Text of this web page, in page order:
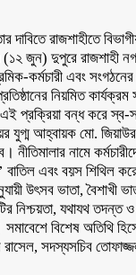
দাবিতে রাজশাহীতে
জুন) দুপুরে রাজশাহী
কর্মচারী এবং
নিয়মিত
বন্ধ করে স্ব-
যুগ্ম আহ্বায়ক মো.
নামে
এবং বয়স শিথিল করে
উৎসব ভাতা, বৈশাখী
নিশ্চয়তা, যথাযথ
সমাবেশে বিশেষ
সদস্যসচিব